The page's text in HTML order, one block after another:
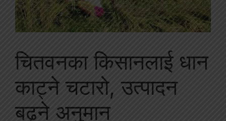
चितवनका किसानलाई धान
काट्ने चटारो, उत्पादन
बढ्ने अनुमान